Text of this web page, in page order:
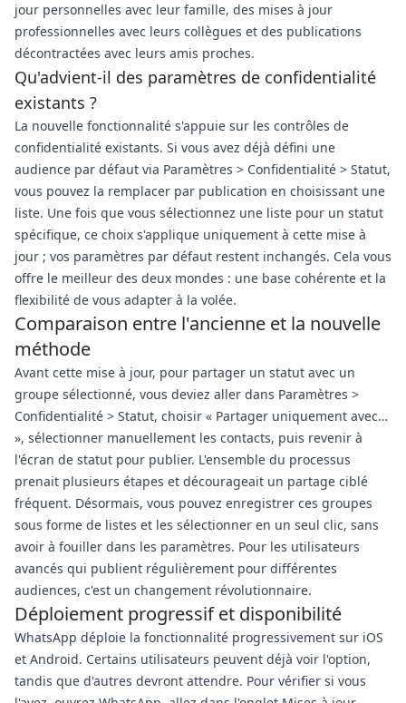
jour personnelles avec leur famille, des mises à jour
professionnelles avec leurs collègues et des publications
décontractées avec leurs amis proches.
Qu'advient-il des paramètres de confidentialité
existants ?
La nouvelle fonctionnalité s'appuie sur les contrôles de
confidentialité existants. Si vous avez déjà défini une
audience par défaut via Paramètres > Confidentialité > Statut,
vous pouvez la remplacer par publication en choisissant une
liste. Une fois que vous sélectionnez une liste pour un statut
spécifique, ce choix s'applique uniquement à cette mise à
jour ; vos paramètres par défaut restent inchangés. Cela vous
offre le meilleur des deux mondes : une base cohérente et la
flexibilité de vous adapter à la volée.
Comparaison entre l'ancienne et la nouvelle
méthode
Avant cette mise à jour, pour partager un statut avec un
groupe sélectionné, vous deviez aller dans Paramètres >
Confidentialité > Statut, choisir « Partager uniquement avec…
», sélectionner manuellement les contacts, puis revenir à
l'écran de statut pour publier. L'ensemble du processus
prenait plusieurs étapes et décourageait un partage ciblé
fréquent. Désormais, vous pouvez enregistrer ces groupes
sous forme de listes et les sélectionner en un seul clic, sans
avoir à fouiller dans les paramètres. Pour les utilisateurs
avancés qui publient régulièrement pour différentes
audiences, c'est un changement révolutionnaire.
Déploiement progressif et disponibilité
WhatsApp déploie la fonctionnalité progressivement sur iOS
et Android. Certains utilisateurs peuvent déjà voir l'option,
tandis que d'autres devront attendre. Pour vérifier si vous